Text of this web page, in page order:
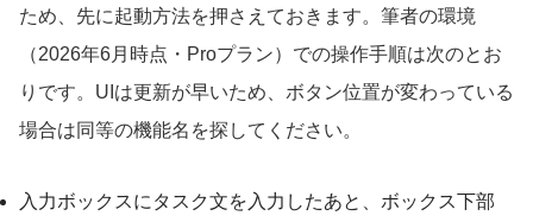
ため、先に起動方法を押さえておきます。筆者の環境
（2026年6月時点・Proプラン）での操作手順は次のとお
りです。UIは更新が早いため、ボタン位置が変わっている
場合は同等の機能名を探してください。
入力ボックスにタスク文を入力したあと、ボックス下部